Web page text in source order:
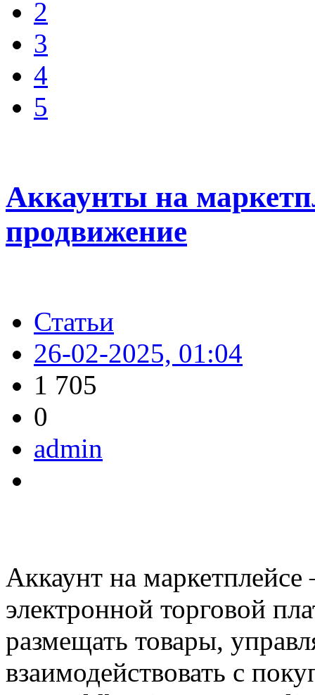
2
3
4
5
Аккаунты на
продвижение
Статьи
26-02-2025, 01:04
1 705
0
admin
Аккаунт на
электронной торговой
размещать товары,
взаимодействовать с